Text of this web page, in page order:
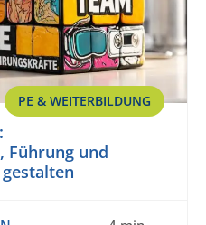
PE & WEITERBILDUNG
Führung und